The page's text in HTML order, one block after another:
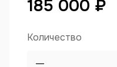
185 000 ₽
Количество